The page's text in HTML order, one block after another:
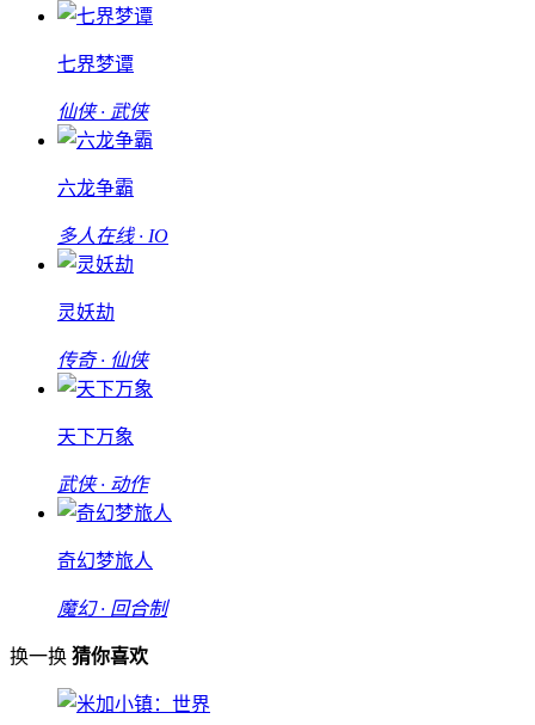
七界梦谭
仙侠 · 武侠
六龙争霸
多人在线 · IO
灵妖劫
传奇 · 仙侠
天下万象
武侠 · 动作
奇幻梦旅人
魔幻 · 回合制
换一换 猜你喜欢